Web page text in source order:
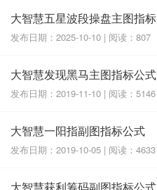
大智慧五星波段操盘主图指标
发布日期：2025-10-10 | 阅读：807
大智慧发现黑马主图指标公式
发布日期：2019-11-10 | 阅读：5146
大智慧一阳指副图指标公式
发布日期：2019-10-05 | 阅读：4633
大智慧获利筹码副图指标公式